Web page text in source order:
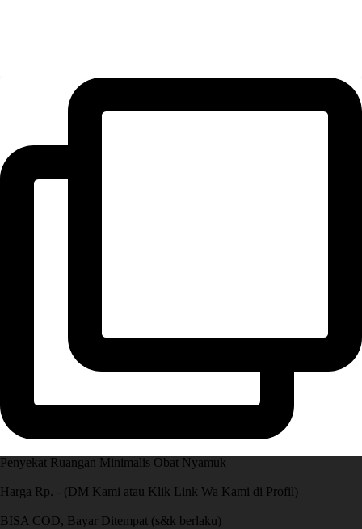
Penyekat Ruangan Minimalis Obat Nyamuk
Harga Rp. - (DM Kami atau Klik Link Wa Kami di Profil)
BISA COD, Bayar Ditempat (s&k berlaku)